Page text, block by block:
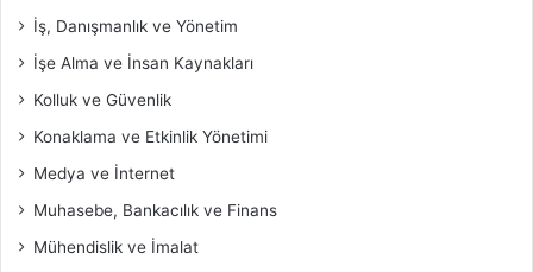
İş, Danışmanlık ve Yönetim
İşe Alma ve İnsan Kaynakları
Kolluk ve Güvenlik
Konaklama ve Etkinlik Yönetimi
Medya ve İnternet
Muhasebe, Bankacılık ve Finans
Mühendislik ve İmalat